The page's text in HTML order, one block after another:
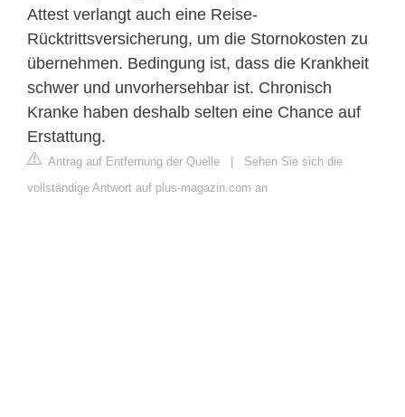
Attest verlangt auch eine Reise-
Rücktrittsversicherung, um die Stornokosten zu
übernehmen. Bedingung ist, dass die Krankheit
schwer und unvorhersehbar ist. Chronisch
Kranke haben deshalb selten eine Chance auf
Erstattung.
Antrag auf Entfernung der Quelle | Sehen Sie sich die
vollständige Antwort auf plus-magazin.com an